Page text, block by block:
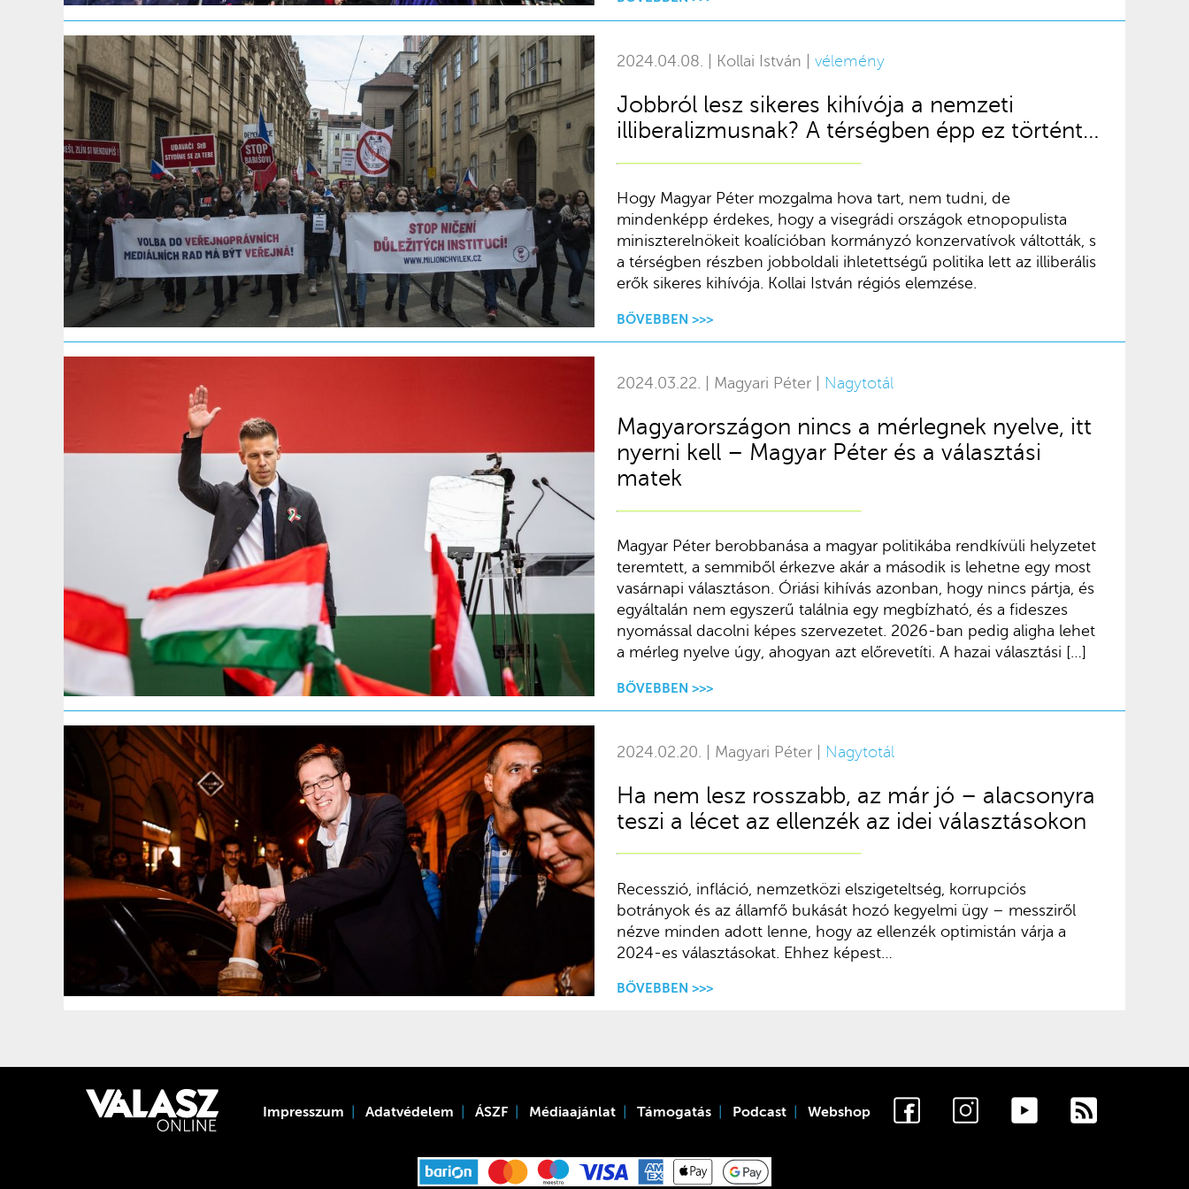
2024.04.08. | Kollai István | vélemény
Jobbról lesz sikeres kihívója a nemzeti
illiberalizmusnak? A térségben épp ez történt…
Hogy Magyar Péter mozgalma hova tart, nem tudni, de
mindenképp érdekes, hogy a visegrádi országok etnopopulista
miniszterelnökeit koalícióban kormányzó konzervatívok váltották, s
a térségben részben jobboldali ihletettségű politika lett az illiberális
erők sikeres kihívója. Kollai István régiós elemzése.
BŐVEBBEN >>>
2024.03.22. | Magyari Péter | Nagytotál
Magyarországon nincs a mérlegnek nyelve, itt
nyerni kell – Magyar Péter és a választási
matek
Magyar Péter berobbanása a magyar politikába rendkívüli helyzetet
teremtett, a semmiből érkezve akár a második is lehetne egy most
vasárnapi választáson. Óriási kihívás azonban, hogy nincs pártja, és
egyáltalán nem egyszerű találnia egy megbízható, és a fideszes
nyomással dacolni képes szervezetet. 2026-ban pedig aligha lehet
a mérleg nyelve úgy, ahogyan azt előrevetíti. A hazai választási […]
BŐVEBBEN >>>
2024.02.20. | Magyari Péter | Nagytotál
Ha nem lesz rosszabb, az már jó – alacsonyra
teszi a lécet az ellenzék az idei választásokon
Recesszió, infláció, nemzetközi elszigeteltség, korrupciós
botrányok és az államfő bukását hozó kegyelmi ügy – messziről
nézve minden adott lenne, hogy az ellenzék optimistán várja a
2024-es választásokat. Ehhez képest…
BŐVEBBEN >>>
Impresszum Adatvédelem ÁSZF Médiaajánlat Támogatás Podcast Webshop